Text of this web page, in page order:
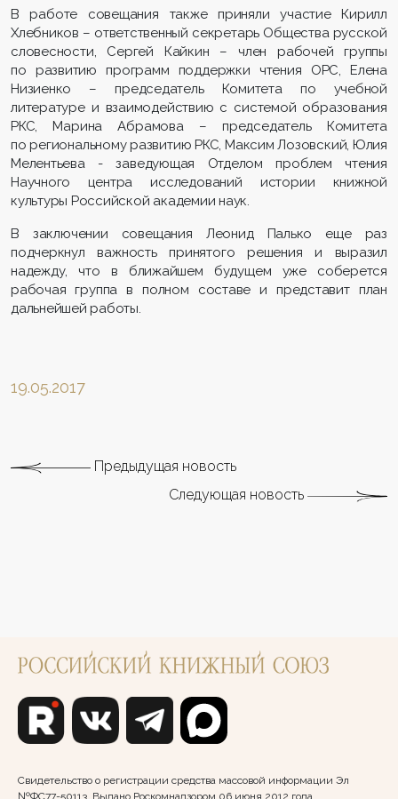
В работе совещания также приняли участие Кирилл
Хлебников – ответственный секретарь Общества русской
словесности, Сергей Кайкин – член рабочей группы
по развитию программ поддержки чтения ОРС, Елена
Низиенко – председатель Комитета по учебной
литературе и взаимодействию с системой образования
РКС, Марина Абрамова – председатель Комитета
по региональному развитию РКС, Максим Лозовский, Юлия
Мелентьева - заведующая Отделом проблем чтения
Научного центра исследований истории книжной
культуры Российской академии наук.
В заключении совещания Леонид Палько еще раз
подчеркнул важность принятого решения и выразил
надежду, что в ближайшем будущем уже соберется
рабочая группа в полном составе и представит план
дальнейшей работы.
19.05.2017
Предыдущая новость
Следующая новость
Свидетельство о регистрации средства массовой информации Эл
№ФС77-50113. Выдано Роскомнадзором 06 июня 2012 года.